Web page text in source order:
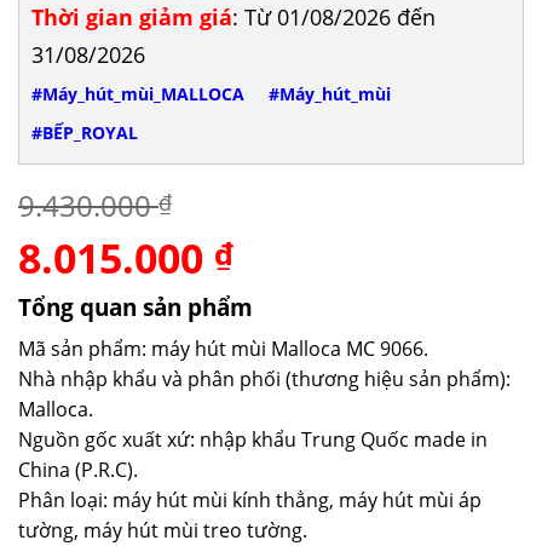
Thời gian giảm giá: Từ 01/08/2026 đến
31/08/2026
#Máy_hút_mùi_MALLOCA
#Máy_hút_mùi
#BẾP_ROYAL
9.430.000₫
Giá
gốc
là:
9.430.000 ₫.
8.015.000 ₫Giá
tại
là:
8.015.000 ₫.
Tổng quan sản phẩm
Mã sản phẩm: máy hút mùi Malloca MC 9066.
Nhà nhập khẩu và phân phối (thương hiệu sản phẩm):
Malloca.
Nguồn gốc xuất xứ: nhập khẩu Trung Quốc made in
China (P.R.C).
Phân loại: máy hút mùi kính thẳng, máy hút mùi áp
tường, máy hút mùi treo tường.